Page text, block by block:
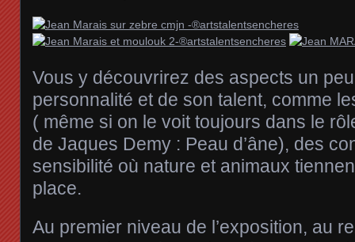
Vous y découvrirez des aspects un
personnalité et de son talent, comme
( même si on le voit toujours dans le
de Jaques Demy : Peau d’âne), des
sensibilité où nature et animaux
place.
Au premier niveau de l’exposition, au